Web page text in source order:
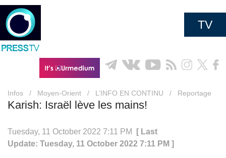
TV
Infos / Moyen-Orient / L’INFO EN CONTINU / Reportage
Karish: Israël lève les mains!
Tuesday, 11 October 2022 7:11 PM
[ Last
Update: Tuesday, 11 October 2022 7:11 PM ]